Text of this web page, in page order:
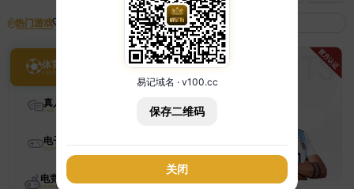
热门游戏
体育
真人
电子
电竞
易记域名 · v100.cc
保存二维码
关闭